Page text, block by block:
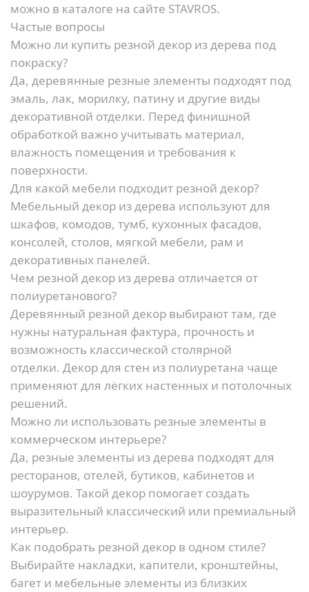
можно в каталоге на сайте STAVROS.
Частые вопросы
Можно ли купить резной декор из дерева под
покраску?
Да, деревянные резные элементы подходят под
эмаль, лак, морилку, патину и другие виды
декоративной отделки. Перед финишной
обработкой важно учитывать материал,
влажность помещения и требования к
поверхности.
Для какой мебели подходит резной декор?
Мебельный декор из дерева используют для
шкафов, комодов, тумб, кухонных фасадов,
консолей, столов, мягкой мебели, рам и
декоративных панелей.
Чем резной декор из дерева отличается от
полиуретанового?
Деревянный резной декор выбирают там, где
нужны натуральная фактура, прочность и
возможность классической столярной
отделки. Декор для стен из полиуретана чаще
применяют для лёгких настенных и потолочных
решений.
Можно ли использовать резные элементы в
коммерческом интерьере?
Да, резные элементы из дерева подходят для
ресторанов, отелей, бутиков, кабинетов и
шоурумов. Такой декор помогает создать
выразительный классический или премиальный
интерьер.
Как подобрать резной декор в одном стиле?
Выбирайте накладки, капители, кронштейны,
багет и мебельные элементы из близких